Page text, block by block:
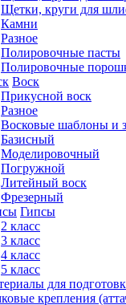
Щетки, круги для
Камни
Разное
Полировочные пасты
Полировочные
Воск
Прикусной воск
Разное
Восковые шаблоны и
Базисный
Моделировочный
Погружной
Литейный воск
Фрезерный
Гипсы
2 класс
3 класс
4 класс
5 класс